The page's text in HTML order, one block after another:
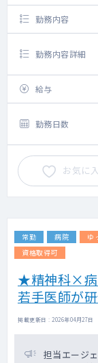
勤務内容
勤務内容詳細
給与
勤務日数
お気に
常勤 病院 ゆ
資格取得可
★精神科×病
若手医師が
掲載更新日 : 2026年04月27
担当エージ